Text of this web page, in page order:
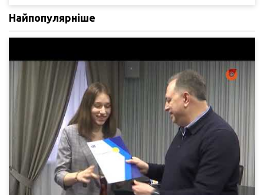
Найпопулярніше